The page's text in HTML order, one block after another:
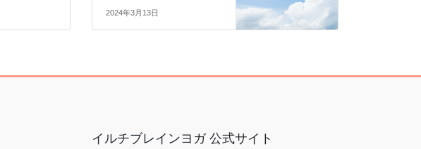
2024年3月13日
イルチブレインヨガ 公式サイト